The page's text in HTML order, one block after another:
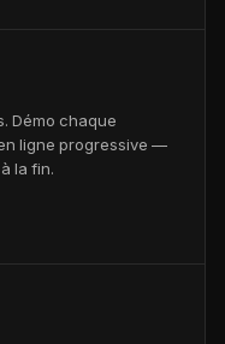
Démo chaque
ligne progressive —
la fin.